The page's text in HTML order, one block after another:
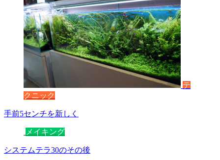
テ
クニック
手前5センチを新しく
メイキング
システムテラ30のその後